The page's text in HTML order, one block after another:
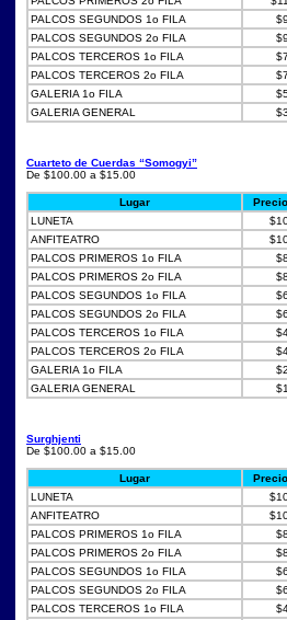
PALCOS SEGUNDOS 1o FILA
PALCOS SEGUNDOS 2o FILA
PALCOS TERCEROS 1o FILA
PALCOS TERCEROS 2o FILA
GALERIA 1o FILA
GALERIA GENERAL
Cuarteto de Cuerdas “Somogyi”
De $100.00 a $15.00
Lugar
Precio
LUNETA
ANFITEATRO
PALCOS PRIMEROS 1o FILA
PALCOS PRIMEROS 2o FILA
PALCOS SEGUNDOS 1o FILA
PALCOS SEGUNDOS 2o FILA
PALCOS TERCEROS 1o FILA
PALCOS TERCEROS 2o FILA
GALERIA 1o FILA
GALERIA GENERAL
Surghjenti
De $100.00 a $15.00
Lugar
Precio
LUNETA
ANFITEATRO
PALCOS PRIMEROS 1o FILA
PALCOS PRIMEROS 2o FILA
PALCOS SEGUNDOS 1o FILA
PALCOS SEGUNDOS 2o FILA
PALCOS TERCEROS 1o FILA